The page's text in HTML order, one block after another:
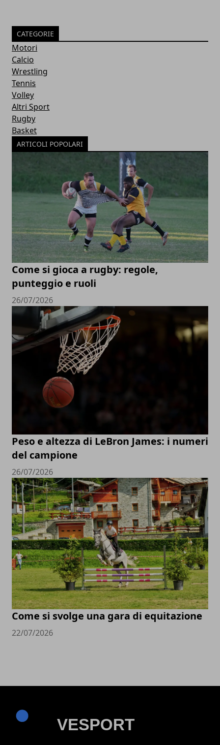
CATEGORIE
Motori
Calcio
Wrestling
Tennis
Volley
Altri Sport
Rugby
Basket
ARTICOLI POPOLARI
Come si gioca a rugby: regole,
punteggio e ruoli
26/07/2026
Peso e altezza di LeBron James: i numeri
del campione
26/07/2026
Come si svolge una gara di equitazione
22/07/2026